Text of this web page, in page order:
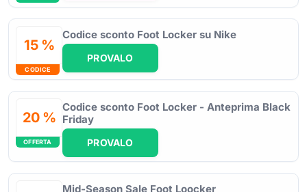
15 %
CODICE
Codice sconto Foot Locker su Nike
PROVALO
20 %
OFFERTA
Codice sconto Foot Locker - Anteprima Black
Friday
PROVALO
Mid-Season Sale Foot Loocker